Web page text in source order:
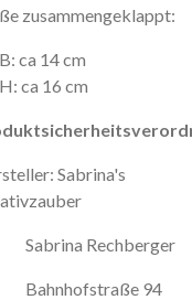
zusammengeklappt:
B: ca 14 cm
H: ca 16 cm
Sabrina's
Rechberger
94